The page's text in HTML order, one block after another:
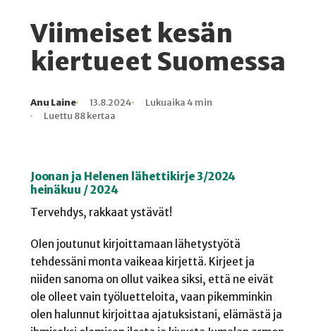
Viimeiset kesän
kiertueet Suomessa
Kirjoittaja
Anu Laine
Julkaistu
13.8.2024
Lukuaika
Lukuaika 4 min
Lukukertoja
Luettu 88 kertaa
Joonan ja Helenen lähettikirje 3/2024
heinäkuu / 2024
Tervehdys, rakkaat ystävät!
Olen joutunut kirjoittamaan lähetystyötä
tehdessäni monta vaikeaa kirjettä. Kirjeet ja
niiden sanoma on ollut vaikea siksi, että ne eivät
ole olleet vain työluetteloita, vaan pikemminkin
olen halunnut kirjoittaa ajatuksistani, elämästä ja